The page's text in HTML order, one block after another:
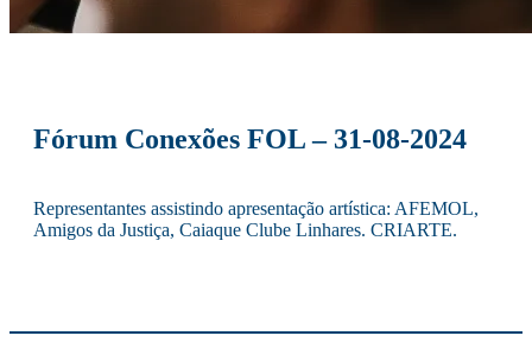
Fórum Conexões FOL – 31-08-2024
Representantes assistindo apresentação artística: AFEMOL,
Amigos da Justiça, Caiaque Clube Linhares. CRIARTE.